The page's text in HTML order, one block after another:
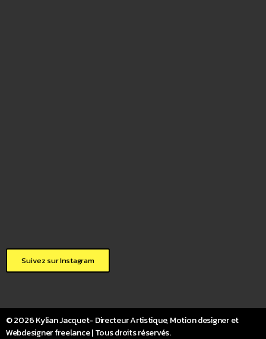
Suivez sur Instagram
© 2026 Kylian Jacquet- Directeur Artistique, Motion designer et
Webdesigner freelance | Tous droits réservés.